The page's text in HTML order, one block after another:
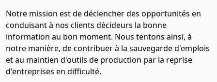
Notre mission est de déclencher des opportunités en
conduisant à nos clients décideurs la bonne
information au bon moment. Nous tentons ainsi, à
notre manière, de contribuer à la sauvegarde d'emplois
et au maintien d'outils de production par la reprise
d'entreprises en difficulté.